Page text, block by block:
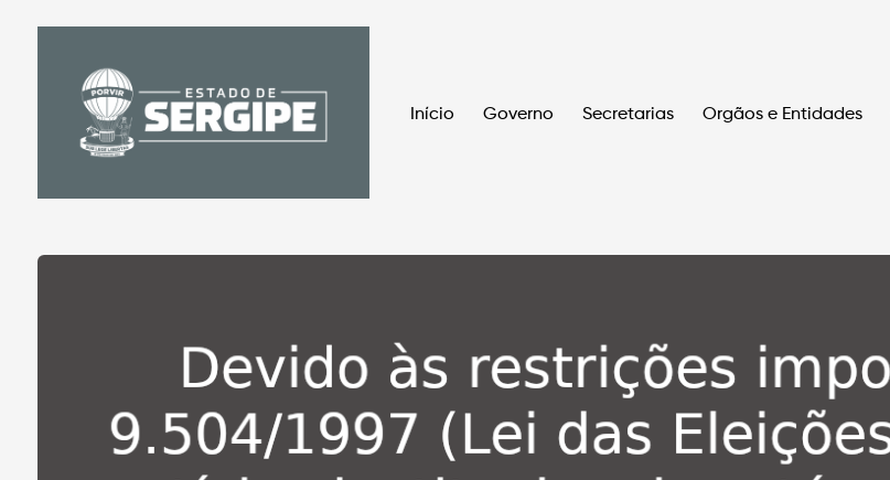
Início Governo Secretarias Orgãos e Entidades